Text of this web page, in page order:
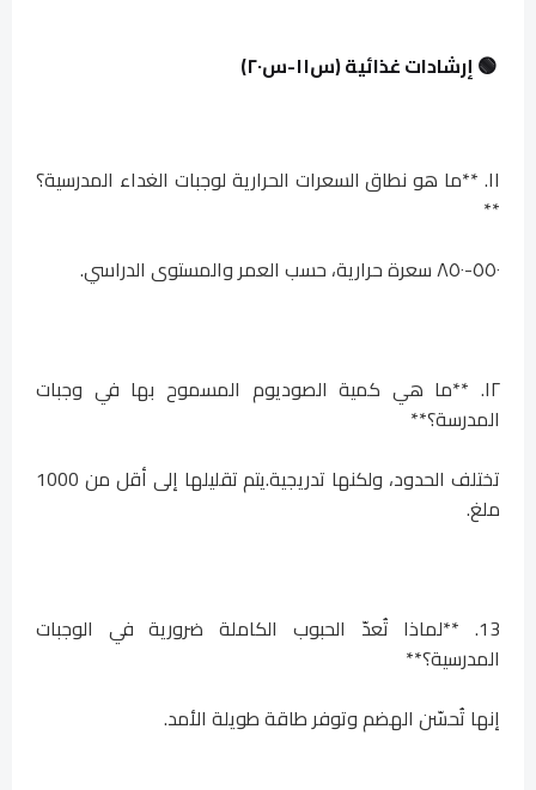
🟢 إرشادات غذائية (س١١-س٢٠)
١١. **ما هو نطاق السعرات الحرارية لوجبات الغداء المدرسية؟
**
٥٥٠-٨٥٠ سعرة حرارية، حسب العمر والمستوى الدراسي.
١٢. **ما هي كمية الصوديوم المسموح بها في وجبات
المدرسة؟**
تختلف الحدود، ولكنها تدريجية.يتم تقليلها إلى أقل من 1000
ملغ.
13. **لماذا تُعدّ الحبوب الكاملة ضرورية في الوجبات
المدرسية؟**
إنها تُحسّن الهضم وتوفر طاقة طويلة الأمد.